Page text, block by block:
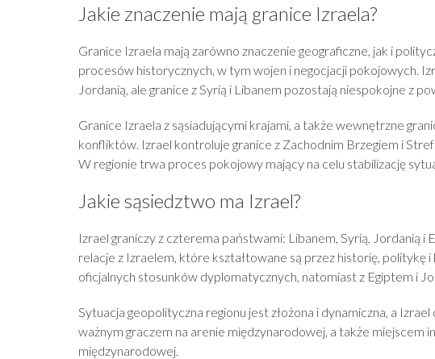
Jakie znaczenie mają granice Izraela?
Granice Izraela mają zarówno znaczenie geograficzne, jak i
procesów historycznych, w tym wojen i negocjacji pokojowych.
Jordanią, ale granice z Syrią i Libanem pozostają niespokojne z
Granice Izraela z sąsiadującymi krajami, a także wewnętrzne
konfliktów. Izrael kontroluje granice z Zachodnim Brzegiem i
W regionie trwa proces pokojowy mający na celu stabilizację
Jakie sąsiedztwo ma Izrael?
Izrael graniczy z czterema państwami: Libanem, Syrią, Jordanią
relacje z Izraelem, które kształtowane są przez historię, politykę
oficjalnych stosunków dyplomatycznych, natomiast z Egiptem i
Sytuacja geopolityczna regionu jest złożona i dynamiczna, a
ważnym graczem na arenie międzynarodowej, a także
międzynarodowej.